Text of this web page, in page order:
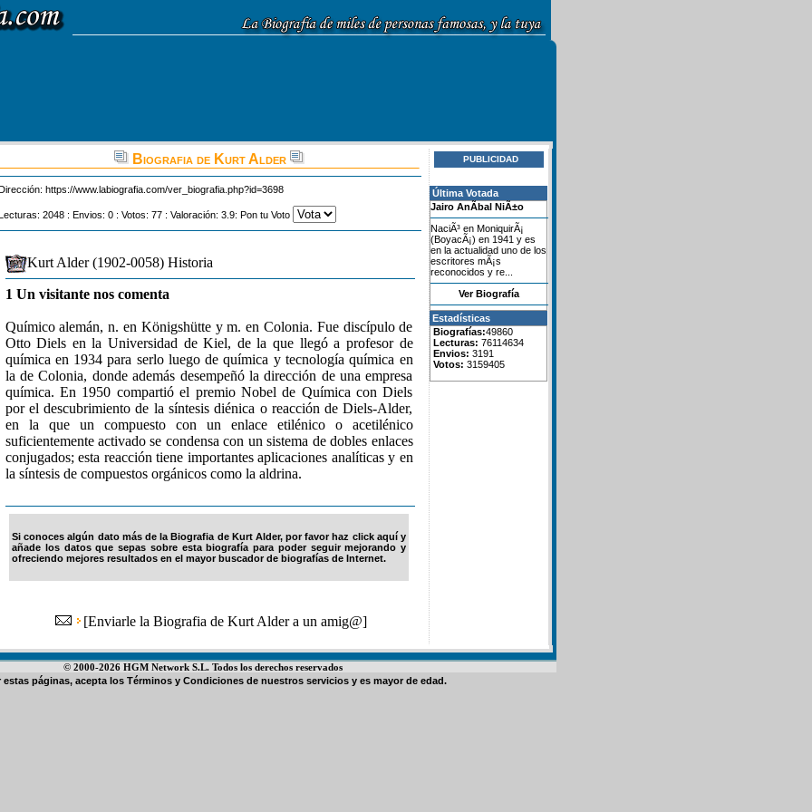
Biografia de Kurt Alder
https://www.labiografia.com/ver_biografia.php?id=3698
2048 : Envios: 0 : Votos: 77 : Valoración: 3.9: Pon tu Voto
Kurt Alder (1902-0058) Historia
1 Un visitante nos comenta
Químico alemán, n. en Königshütte y m. en Colonia. Fue discípulo de
Otto Diels en la Universidad de Kiel, de la que llegó a profesor de
química en 1934 para serlo luego de química y tecnología química en
la de Colonia, donde además desempeñó la dirección de una empresa
química. En 1950 compartió el premio Nobel de Química con Diels
por el descubrimiento de la síntesis diénica o reacción de Diels-Alder,
en la que un compuesto con un enlace etilénico o acetilénico
suficientemente activado se condensa con un sistema de dobles enlaces
conjugados; esta reacción tiene importantes aplicaciones analíticas y en
la síntesis de compuestos orgánicos como la aldrina.
Si conoces algún dato más de la Biografia de Kurt Alder, por favor haz click aquí y
añade los datos que sepas sobre esta biografía para poder seguir mejorando y
ofreciendo mejores resultados en el mayor buscador de biografías de Internet.
[Enviarle la Biografia de Kurt Alder a un amig@]
PUBLICIDAD
Última Votada
Jairo AnÃ­bal NiÃ±o
NaciÃ³ en MoniquirÃ¡
(BoyacÃ¡) en 1941 y es
en la actualidad uno de los
escritores mÃ¡s
reconocidos y re...
Ver Biografía
Estadísticas
Biografías:49860
Lecturas: 76114634
Envios: 3191
Votos: 3159405
© 2000-2026 HGM Network S.L. Todos los derechos reservados
estas páginas, acepta los Términos y Condiciones de nuestros servicios y es mayor de edad.